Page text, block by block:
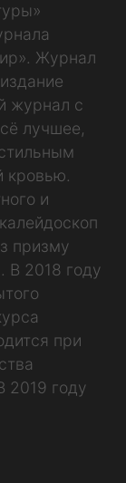
Журнал
журнал с
лучшее,
кровью.
и
призму
В 2018 году
при
2019 году